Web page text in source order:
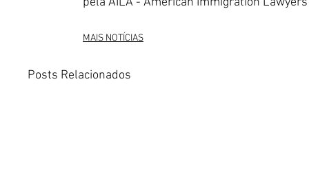
MAIS NOTÍCIAS
Posts Relacionados